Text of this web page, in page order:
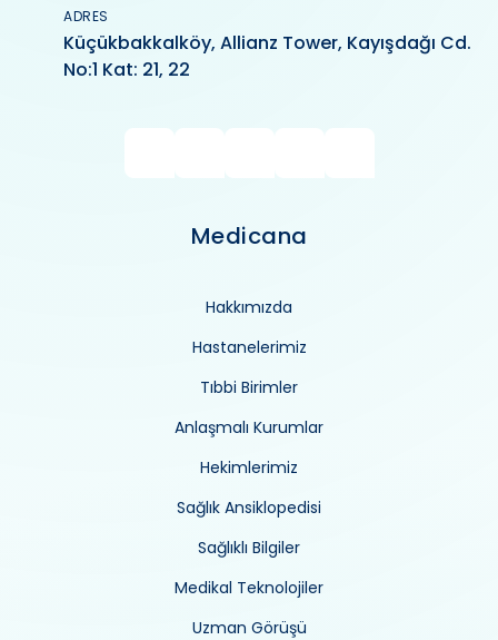
ADRES
Küçükbakkalköy, Allianz Tower, Kayışdağı Cd.
No:1 Kat: 21, 22
Medicana
Hakkımızda
Hastanelerimiz
Tıbbi Birimler
Anlaşmalı Kurumlar
Hekimlerimiz
Sağlık Ansiklopedisi
Sağlıklı Bilgiler
Medikal Teknolojiler
Uzman Görüşü